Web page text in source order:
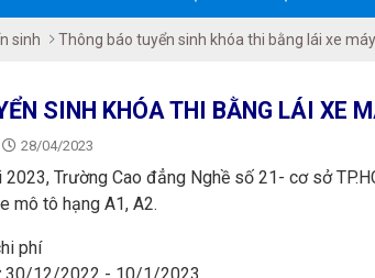
sinh Thông báo tuyển sinh khóa thi bằng lái xe
SINH KHÓA THI BẰNG LÁI XE
28/04/2023
Trường Cao đẳng Nghề số 21- cơ sở
mô tô hạng A1, A2.
phí